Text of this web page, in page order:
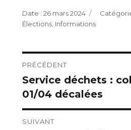
Publié
le
26 mars 2024
Élections, Informations
Navigation
de
l’article
PRÉCÉDENT
Publication
précédente :
Service déchets :
01/04 décalées
SUIVANT